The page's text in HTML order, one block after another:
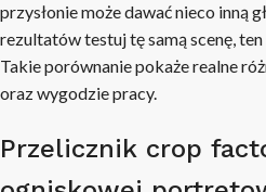
przysłonie może dawać nieco inną
rezultatów testuj tę samą scenę,
Takie porównanie pokaże realne
oraz wygodzie pracy.
Przelicznik crop